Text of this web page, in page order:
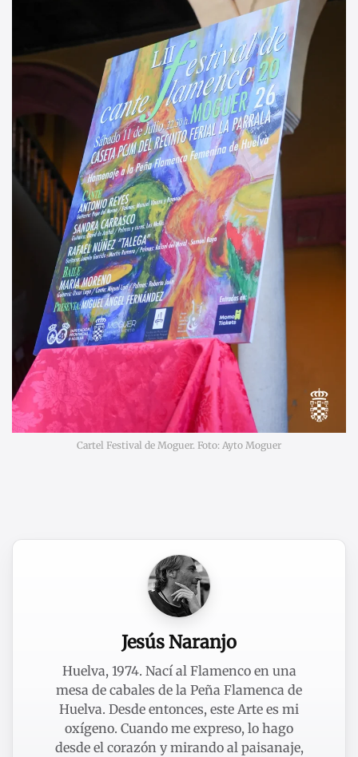
Cartel Festival de Moguer. Foto: Ayto Moguer
Jesús Naranjo
Huelva, 1974. Nací al Flamenco en una
mesa de cabales de la Peña Flamenca de
Huelva. Desde entonces, este Arte es mi
oxígeno. Cuando me expreso, lo hago
desde el corazón y mirando al paisanaje,